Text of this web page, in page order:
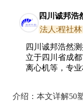
四川诚邦浩
公司
法人:程社林
四川诚邦浩然
立于四川省成
离心机等，专业
介绍： 本文详解50